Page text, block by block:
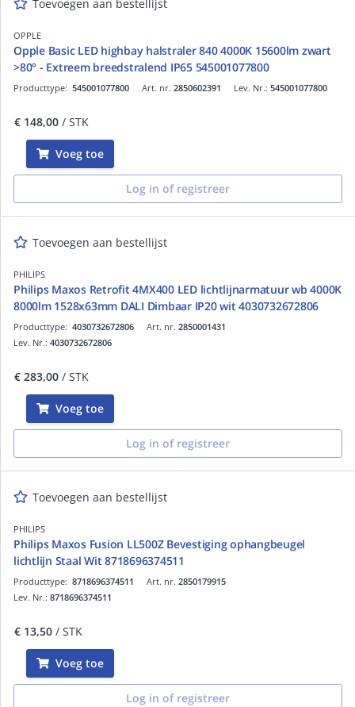
Toevoegen aan bestellijst
OPPLE
Opple Basic LED highbay halstraler 840 4000K 15600lm zwart
>80° - Extreem breedstralend IP65 545001077800
Art. nr. 2850602391
Producttype: 545001077800 Lev. Nr.: 545001077800
€ 148,00 / STK
Voeg toe
Log in of registreer
Toevoegen aan bestellijst
PHILIPS
Philips Maxos Retrofit 4MX400 LED lichtlijnarmatuur wb 4000K
8000lm 1528x63mm DALI Dimbaar IP20 wit 4030732672806
Art. nr. 2850001431
Producttype: 4030732672806
Lev. Nr.: 4030732672806
€ 283,00 / STK
Voeg toe
Log in of registreer
Toevoegen aan bestellijst
PHILIPS
Philips Maxos Fusion LL500Z Bevestiging ophangbeugel
lichtlijn Staal Wit 8718696374511
Art. nr. 2850179915
Producttype: 8718696374511
Lev. Nr.: 8718696374511
€ 13,50 / STK
Voeg toe
Log in of registreer